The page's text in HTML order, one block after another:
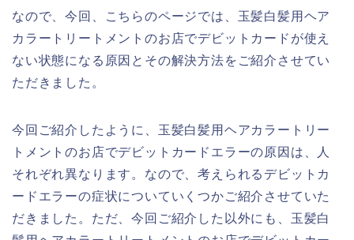
なので、今回、こちらのページでは、玉髪白髪用ヘア
カラートリートメントのお店でデビットカードが使え
ない状態になる原因とその解決方法をご紹介させてい
ただきました。
今回ご紹介したように、玉髪白髪用ヘアカラートリー
トメントのお店でデビットカードエラーの原因は、人
それぞれ異なります。なので、考えられるデビットカ
ードエラーの症状についていくつかご紹介させていた
だきました。ただ、今回ご紹介した以外にも、玉髪白